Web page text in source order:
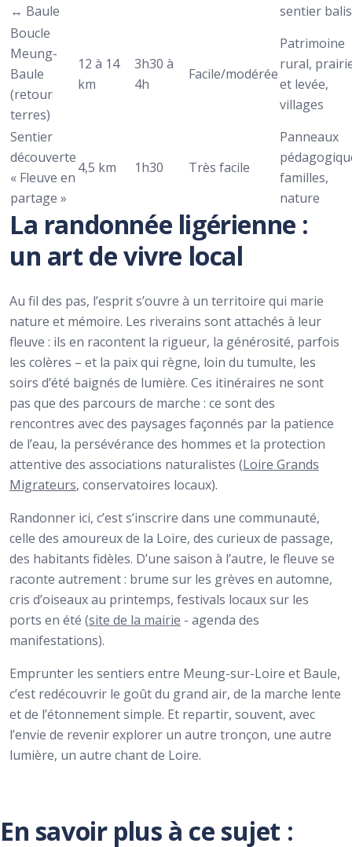
↔ Baule
sentier
Boucle
Meung-
Baule
(retour
terres)
12 à 14
km
3h30 à
4h
Facile/modérée
Patrimoine
rural,
et levée,
villages
Sentier
découverte
« Fleuve en
partage »
4,5 km 1h30 Très facile
Panneaux
familles,
nature
La randonnée ligérienne :
un art de vivre local
Au fil des pas, l’esprit s’ouvre à un territoire qui marie
nature et mémoire. Les riverains sont attachés à leur
fleuve : ils en racontent la rigueur, la générosité, parfois
les colères – et la paix qui règne, loin du tumulte, les
soirs d’été baignés de lumière. Ces itinéraires ne sont
pas que des parcours de marche : ce sont des
rencontres avec des paysages façonnés par la patience
de l’eau, la persévérance des hommes et la protection
attentive des associations naturalistes (Loire Grands
Migrateurs, conservatoires locaux).
Randonner ici, c’est s’inscrire dans une communauté,
celle des amoureux de la Loire, des curieux de passage,
des habitants fidèles. D’une saison à l’autre, le fleuve se
raconte autrement : brume sur les grèves en automne,
cris d’oiseaux au printemps, festivals locaux sur les
ports en été (site de la mairie - agenda des
manifestations).
Emprunter les sentiers entre Meung-sur-Loire et Baule,
c’est redécouvrir le goût du grand air, de la marche lente
et de l’étonnement simple. Et repartir, souvent, avec
l’envie de revenir explorer un autre tronçon, une autre
lumière, un autre chant de Loire.
En savoir plus à ce sujet :